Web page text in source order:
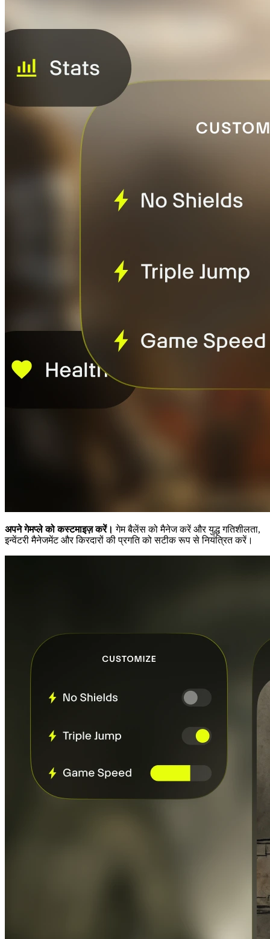
अपने गेमप्ले को कस्टमाइज़ करें। गेम बैलेंस को मैनेज करें और युद्ध गतिशीलता,
इन्वेंटरी मैनेजमेंट और किरदारों की प्रगति को सटीक रूप से नियंत्रित करें।